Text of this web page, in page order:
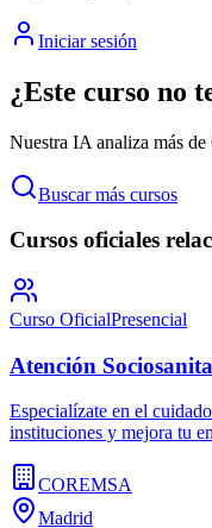
Iniciar sesión
¿Este curso no
Nuestra IA analiza más de
Buscar más cursos
Cursos oficiales
Curso OficialPresencial
Atención
Especialízate en el
instituciones y mejora tu
COREMSA
Madrid